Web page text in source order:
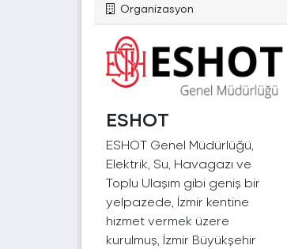
Organizasyon
ESHOT
ESHOT Genel Müdürlüğü,
Elektrik, Su, Havagazı ve
Toplu Ulaşım gibi geniş bir
yelpazede, İzmir kentine
hizmet vermek üzere
kurulmuş, İzmir Büyükşehir